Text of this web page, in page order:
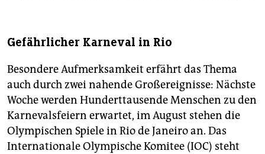
Gefährlicher Karneval in Rio
Besondere Aufmerksamkeit erfährt das Thema
auch durch zwei nahende Großereignisse: Nächste
Woche werden Hunderttausende Menschen zu den
Karnevalsfeiern erwartet, im August stehen die
Olympischen Spiele in Rio de Janeiro an. Das
Internationale Olympische Komitee (IOC) steht